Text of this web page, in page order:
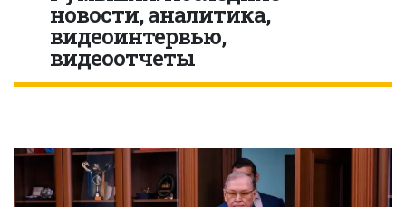
новости, аналитика,
видеоинтервью,
видеоотчеты